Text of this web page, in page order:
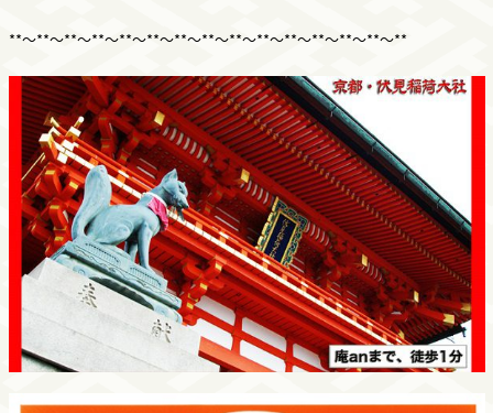
**～**～**～**～**～**～**～**～**～**～**～**～**～**～**